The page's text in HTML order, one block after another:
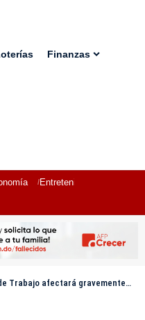
Finanzas
Entretenimiento
afectará gravemente a las Mipymes